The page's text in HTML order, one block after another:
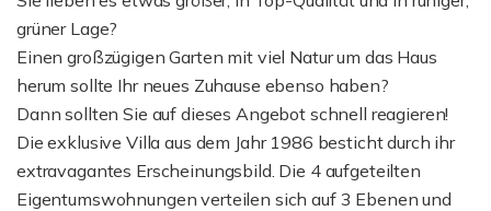
grüner Lage?
Einen großzügigen Garten mit viel Natur um das Haus
herum sollte Ihr neues Zuhause ebenso haben?
Dann sollten Sie auf dieses Angebot schnell reagieren!
Die exklusive Villa aus dem Jahr 1986 besticht durch ihr
extravagantes Erscheinungsbild. Die 4 aufgeteilten
Eigentumswohnungen verteilen sich auf 3 Ebenen und